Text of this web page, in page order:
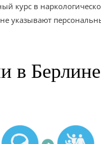
курс в
указывают
в Берлине